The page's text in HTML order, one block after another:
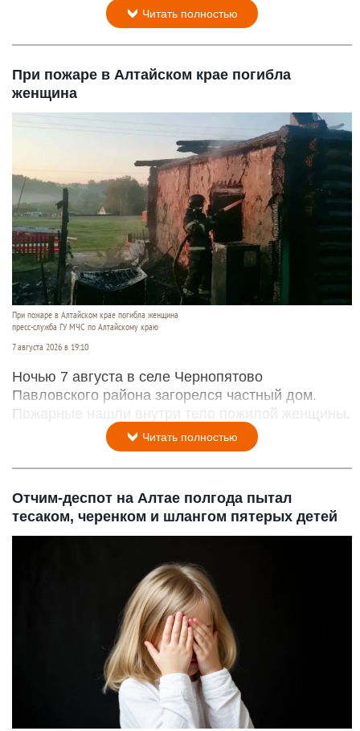
Читать полностью
При пожаре в Алтайском крае погибла
женщина
При пожаре в Алтайском крае погибла женщина
пресс-служба ГУ МЧС по Алтайскому краю
7 августа 2026 в 19:10
Ночью 7 августа в селе Чернопятово
Павловского района загорелся частный дом.
Пожарные нашли внутри тело пожилой женщины.
Читать полностью
Отчим-деспот на Алтае полгода пытал
тесаком, черенком и шлангом пятерых детей